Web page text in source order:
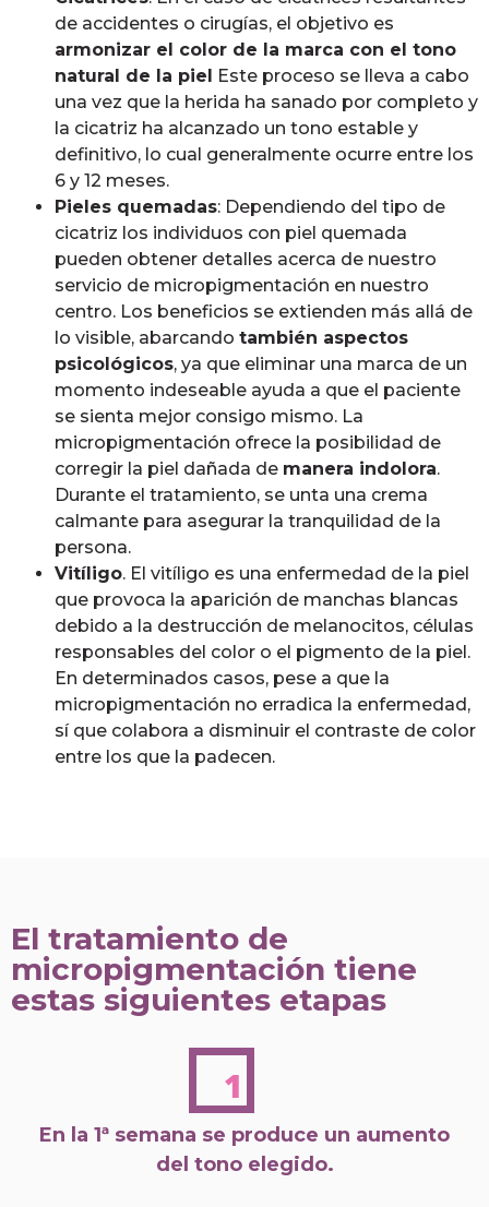
de accidentes o cirugías, el objetivo es
armonizar el color de la marca con el tono
natural de la piel
Este proceso se lleva a cabo
una vez que la herida ha sanado por completo y
la cicatriz ha alcanzado un tono estable y
definitivo, lo cual generalmente ocurre entre los
6 y 12 meses.
Pieles quemadas: Dependiendo del tipo de
cicatriz los individuos con piel quemada
pueden obtener detalles acerca de nuestro
servicio de micropigmentación en nuestro
centro. Los beneficios se extienden más allá de
lo visible, abarcando también aspectos
psicológicos, ya que eliminar una marca de un
momento indeseable ayuda a que el paciente
se sienta mejor consigo mismo. La
micropigmentación ofrece la posibilidad de
corregir la piel dañada de manera indolora.
Durante el tratamiento, se unta una crema
calmante para asegurar la tranquilidad de la
persona.
Vitíligo. El vitíligo es una enfermedad de la piel
que provoca la aparición de manchas blancas
debido a la destrucción de melanocitos, células
responsables del color o el pigmento de la piel.
En determinados casos, pese a que la
micropigmentación no erradica la enfermedad,
sí que colabora a disminuir el contraste de color
entre los que la padecen.
El tratamiento de
micropigmentación tiene
estas siguientes etapas
En la 1ª semana se produce un aumento
del tono elegido.